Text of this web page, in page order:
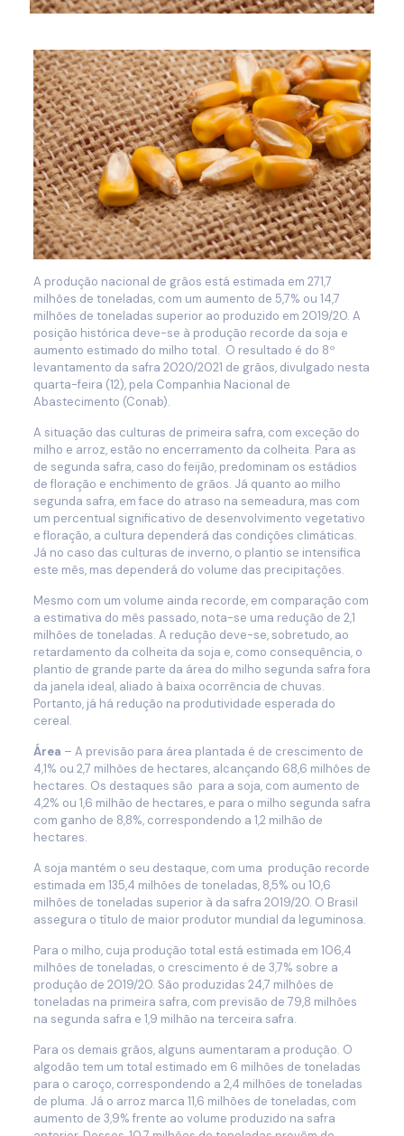
A produção nacional de grãos está estimada em 271,7
milhões de toneladas, com um aumento de 5,7% ou 14,7
milhões de toneladas superior ao produzido em 2019/20. A
posição histórica deve-se à produção recorde da soja e
aumento estimado do milho total. O resultado é do 8º
levantamento da safra 2020/2021 de grãos, divulgado nesta
quarta-feira (12), pela Companhia Nacional de
Abastecimento (Conab).
A situação das culturas de primeira safra, com exceção do
milho e arroz, estão no encerramento da colheita. Para as
de segunda safra, caso do feijão, predominam os estádios
de floração e enchimento de grãos. Já quanto ao milho
segunda safra, em face do atraso na semeadura, mas com
um percentual significativo de desenvolvimento vegetativo
e floração, a cultura dependerá das condições climáticas.
Já no caso das culturas de inverno, o plantio se intensifica
este mês, mas dependerá do volume das precipitações.
Mesmo com um volume ainda recorde, em comparação com
a estimativa do mês passado, nota-se uma redução de 2,1
milhões de toneladas. A redução deve-se, sobretudo, ao
retardamento da colheita da soja e, como consequência, o
plantio de grande parte da área do milho segunda safra fora
da janela ideal, aliado à baixa ocorrência de chuvas.
Portanto, já há redução na produtividade esperada do
cereal.
Área – A previsão para área plantada é de crescimento de
4,1% ou 2,7 milhões de hectares, alcançando 68,6 milhões de
hectares. Os destaques são para a soja, com aumento de
4,2% ou 1,6 milhão de hectares, e para o milho segunda safra
com ganho de 8,8%, correspondendo a 1,2 milhão de
hectares.
A soja mantém o seu destaque, com uma produção recorde
estimada em 135,4 milhões de toneladas, 8,5% ou 10,6
milhões de toneladas superior à da safra 2019/20. O Brasil
assegura o título de maior produtor mundial da leguminosa.
Para o milho, cuja produção total está estimada em 106,4
milhões de toneladas, o crescimento é de 3,7% sobre a
produção de 2019/20. São produzidas 24,7 milhões de
toneladas na primeira safra, com previsão de 79,8 milhões
na segunda safra e 1,9 milhão na terceira safra.
Para os demais grãos, alguns aumentaram a produção. O
algodão tem um total estimado em 6 milhões de toneladas
para o caroço, correspondendo a 2,4 milhões de toneladas
de pluma. Já o arroz marca 11,6 milhões de toneladas, com
aumento de 3,9% frente ao volume produzido na safra